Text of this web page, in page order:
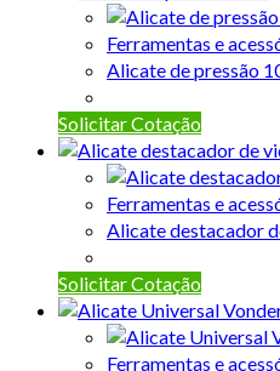
Ferramentas e
Alicate de pressão
Solicitar Cotação
Ferramentas e
Alicate destacador
Solicitar Cotação
Ferramentas e